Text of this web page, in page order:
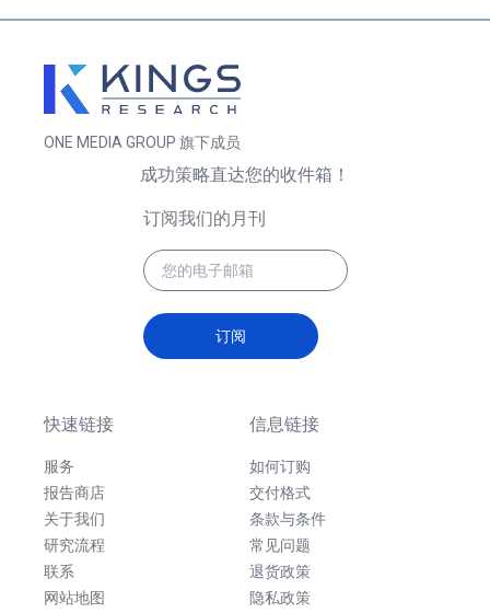
ONE MEDIA GROUP 旗下成员
快速链接
服务
报告商店
关于我们
研究流程
联系
网站地图
信息链接
如何订购
交付格式
条款与条件
常见问题
退货政策
隐私政策
成功策略直达您的收件箱！
订阅我们的月刊
订阅